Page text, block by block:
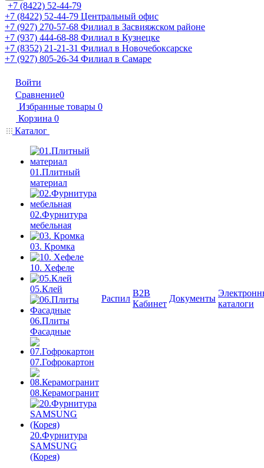
+7 (8422) 52-44-79
+7 (8422) 52-44-79 Центральный офис
+7 (927) 270-57-68 Филиал в Засвияжском районе
+7 (937) 444-68-88 Филиал в Кузнецке
+7 (8352) 21-21-31 Филиал в Новочебоксарске
+7 (927) 805-26-34 Филиал в Самаре
Войти
Сравнение0
Избранные товары 0
Корзина 0
Каталог
01.Плитный
материал
02.Фурнитура
мебельная
03. Кромка
10. Хефеле
05.Клей
06.Плиты
Фасадные
07.Гофрокартон
08.Керамогранит
20.Фурнитура
SAMSUNG
(Корея)
Распил
B2B
Кабинет
Документы
каталоги